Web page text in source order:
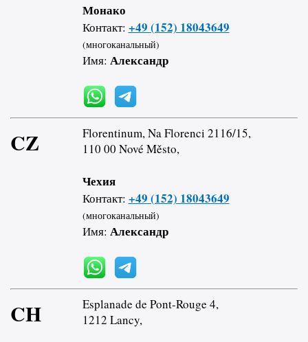
Монако
Контакт: +49 (152) 18043649
(многоканальный)
Имя: Александр
CZ
Florentinum, Na Florenci 2116/15,
110 00 Nové Město,
Чехия
Контакт: +49 (152) 18043649
(многоканальный)
Имя: Александр
CH
Esplanade de Pont-Rouge 4,
1212 Lancy,